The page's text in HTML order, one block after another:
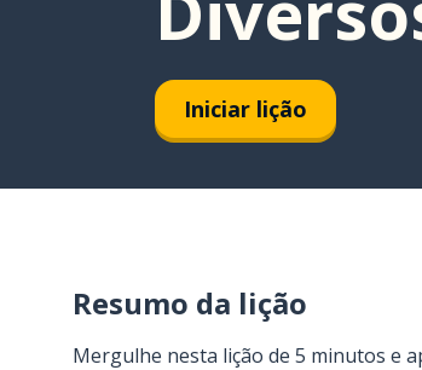
Iniciar lição
Resumo da lição
Mergulhe nesta lição de 5 minutos e